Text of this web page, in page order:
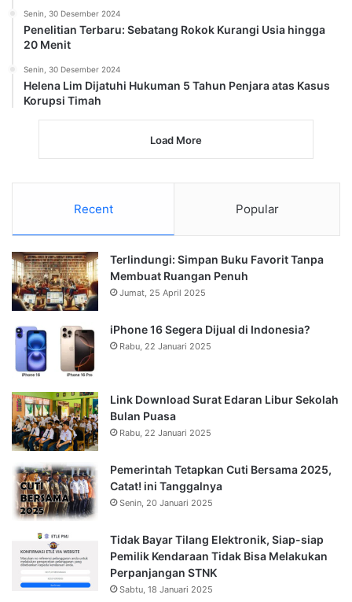
Senin, 30 Desember 2024
Penelitian Terbaru: Sebatang Rokok Kurangi Usia hingga
20 Menit
Senin, 30 Desember 2024
Helena Lim Dijatuhi Hukuman 5 Tahun Penjara atas Kasus
Korupsi Timah
Load More
Recent Popular
Terlindungi: Simpan Buku Favorit Tanpa
Membuat Ruangan Penuh
Jumat, 25 April 2025
iPhone 16 Segera Dijual di Indonesia?
Rabu, 22 Januari 2025
Link Download Surat Edaran Libur Sekolah
Bulan Puasa
Rabu, 22 Januari 2025
Pemerintah Tetapkan Cuti Bersama 2025,
Catat! ini Tanggalnya
Senin, 20 Januari 2025
Tidak Bayar Tilang Elektronik, Siap-siap
Pemilik Kendaraan Tidak Bisa Melakukan
Perpanjangan STNK
Sabtu, 18 Januari 2025